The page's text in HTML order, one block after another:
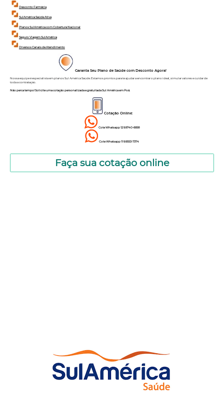
Desconto Farmácia
SulAmérica Saúde Ativa
Planos SulAmérica com Cobertura Nacional
Seguro Viagem SulAmérica
Diversos Canais de Atendimento
Garanta Seu Plano de Saúde com Desconto Agora!
Nossa equipe é especialista em planos Sul América Saúde. Estamos prontos para te ajudar a encontrar o plano ideal, simular valores e cuidar de
toda a contratação.
Não perca tempo! Solicite uma cotação personalizada e gratuitada Sul América em Poá.
Cotação Online:
Cote Whatsapp 12 9.9740-6958
Cote Whatsapp 11 9.9553-7374
Faça sua cotação online